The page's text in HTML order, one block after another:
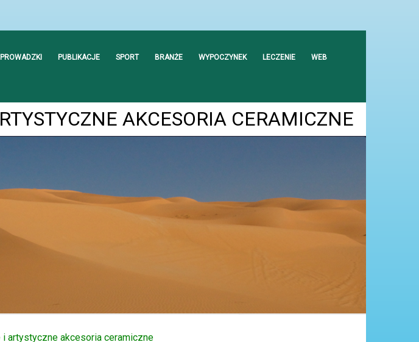
PUBLIKACJE SPORT BRANŻE WYPOCZYNEK LECZENIE WEB
AKCESORIA CERAMICZNE
i artystyczne akcesoria ceramiczne